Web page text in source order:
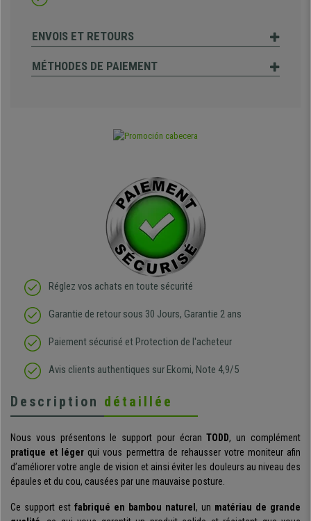
ENVOIS ET RETOURS
MÉTHODES DE PAIEMENT
Réglez vos achats en toute sécurité
Garantie de retour sous 30 Jours, Garantie 2 ans
Paiement sécurisé et Protection de l'acheteur
Avis clients authentiques sur Ekomi, Note 4,9/5
Description détaillée
Nous vous présentons le support pour écranTODD, un complément
pratique et léger qui vous permettra de rehausser votre moniteur afin
d’améliorer votre angle de vision et ainsi éviter les douleurs au niveau des
épaules et du cou, causées par une mauvaise posture.
Ce support est fabriqué en bambou naturel , un matériau de grande